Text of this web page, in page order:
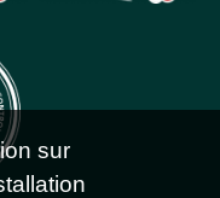
sur